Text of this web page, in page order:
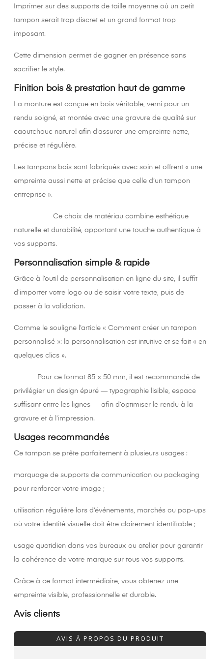
Imprimer sur des supports de taille moyenne où un petit
tampon serait trop discret et un grand format trop
imposant.
Cette dimension permet de gagner en présence sans
sacrifier le style.
Finition bois & prestation haut de gamme
La monture est conçue en bois véritable, verni pour un
rendu soigné, et montée avec une gravure de qualité sur
caoutchouc naturel afin d’assurer une empreinte nette,
précise et régulière.
Les tampons bois sont fabriqués avec soin et offrent « une
empreinte aussi nette et précise que celle d’un tampon
entreprise ».
Ce choix de matériau combine esthétique
naturelle et durabilité, apportant une touche authentique à
vos supports.
Personnalisation simple & rapide
Grâce à l’outil de personnalisation en ligne du site, il suffit
d’importer votre logo ou de saisir votre texte, puis de
passer à la validation.
Comme le souligne l’article « Comment créer un tampon
personnalisé »: la personnalisation est intuitive et se fait « en
quelques clics ».
Pour ce format 85 × 50 mm, il est recommandé de
privilégier un design épuré — typographie lisible, espace
suffisant entre les lignes — afin d’optimiser le rendu à la
gravure et à l’impression.
Usages recommandés
Ce tampon se prête parfaitement à plusieurs usages :
marquage de supports de communication ou packaging
pour renforcer votre image ;
utilisation régulière lors d’événements, marchés ou pop-ups
où votre identité visuelle doit être clairement identifiable ;
usage quotidien dans vos bureaux ou atelier pour garantir
la cohérence de votre marque sur tous vos supports.
Grâce à ce format intermédiaire, vous obtenez une
empreinte visible, professionnelle et durable.
Avis clients
AVIS À PROPOS DU PRODUIT